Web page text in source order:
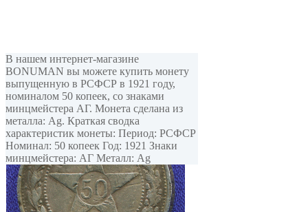
В нашем интернет-магазине
BONUMAN вы можете купить монету
выпущенную в РСФСР в 1921 году,
номиналом 50 копеек, cо знаками
минцмейстера АГ. Монета сделана из
металла: Ag. Краткая сводка
характеристик монеты: Период: РСФСР
Номинал: 50 копеек Год: 1921 Знаки
минцмейстера: АГ Металл: Ag